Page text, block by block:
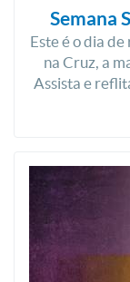
Semana
Este é o dia
na Cruz, a
Assista e